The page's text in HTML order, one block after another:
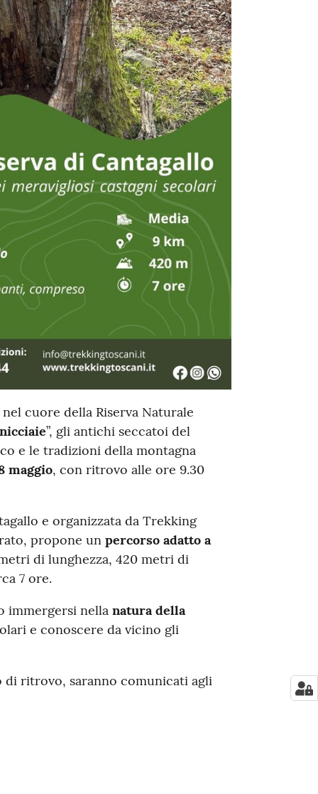
cuore della Riserva Naturale
”, gli antichi seccatoi del
e le tradizioni della montagna
maggio, con ritrovo alle ore 9.30
e organizzata da Trekking
propone un percorso adatto a
di lunghezza, 420 metri di
7 ore.
immergersi nellanatura della
e conoscere da vicino gli
ritrovo, saranno comunicati agli